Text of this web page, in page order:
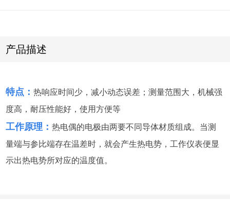
产品描述
特点：热响应时间少，减小动态误差；测量范围大，机械强
度高，耐压性能好，使用方便等
工作原理：热电偶的电极由两要不同导体材质组成。当测
量端与参比端存在温差时，就会产生热电势，工作仪表便显
示出热电势所对应的温度值。